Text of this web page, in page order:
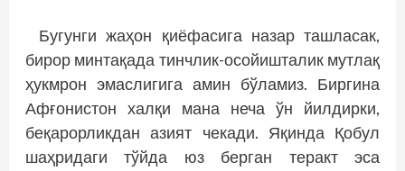
Бугунги жаҳон қиёфасига назар ташласак,
бирор минтақада тинчлик-осойишталик мутлақ
ҳукмрон эмаслигига амин бўламиз. Биргина
Афғонистон халқи мана неча ўн йилдирки,
беқарорликдан азият чекади. Яқинда Қобул
шаҳридаги тўйда юз берган теракт эса